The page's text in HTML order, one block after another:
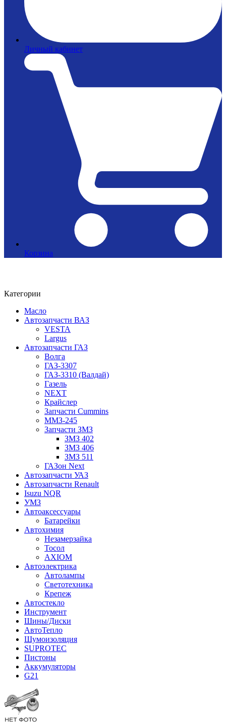
Личный кабинет
Корзина
Категории
Масло
Автозапчасти ВАЗ
VESTA
Largus
Автозапчасти ГАЗ
Волга
ГАЗ-3307
ГАЗ-3310 (Валдай)
Газель
NEXT
Крайслер
Запчасти Cummins
ММЗ-245
Запчасти ЗМЗ
ЗМЗ 402
ЗМЗ 406
ЗМЗ 511
ГАЗон Next
Автозапчасти УАЗ
Автозапчасти Renault
Isuzu NQR
УМЗ
Автоаксессуары
Батарейки
Автохимия
Незамерзайка
Тосол
AXIOM
Автоэлектрика
Автолампы
Светотехника
Крепеж
Автостекло
Инструмент
Шины/Диски
АвтоТепло
Шумоизоляция
SUPROTEC
Пистоны
Аккумуляторы
G21